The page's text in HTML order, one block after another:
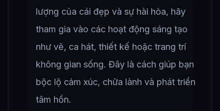
lượng của cái đẹp và sự hài hòa, hãy
tham gia vào các hoạt động sáng tạo
như vẽ, ca hát, thiết kế hoặc trang trí
không gian sống. Đây là cách giúp bạn
bộc lộ cảm xúc, chữa lành và phát triển
tâm hồn.